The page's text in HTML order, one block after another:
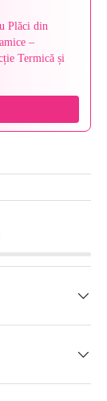
Plăci din
–
Termică și